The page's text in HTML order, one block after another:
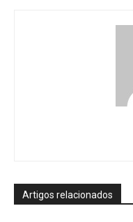
Artigos relacionados